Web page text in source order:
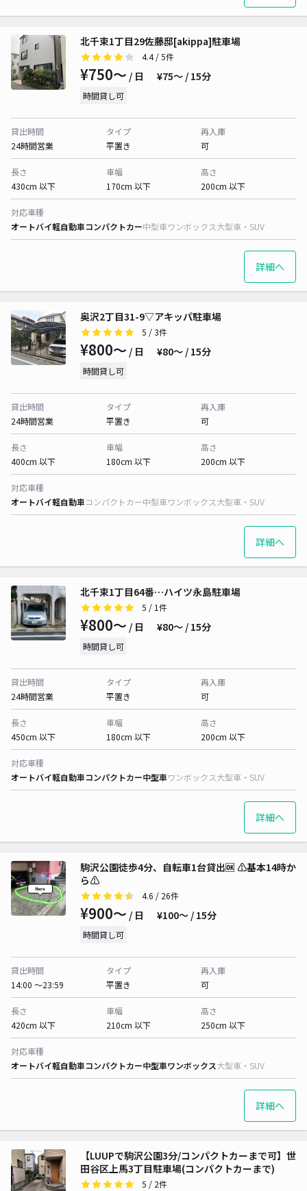
北千束1丁目29佐藤邸[akippa]駐車場
4.4/ 5件
¥750〜 / 日 ¥75〜 / 15分
時間貸し可
貸出時間
24時間営業
タイプ
平置き
再入庫
可
長さ
430cm 以下
車幅
170cm 以下
高さ
200cm 以下
対応車種
オートバイ軽自動車コンパクトカー中型車ワンボックス大型車・SUV
詳細へ
奥沢2丁目31-9▽アキッパ駐車場
5 / 3件
¥800〜 / 日 ¥80〜 / 15分
時間貸し可
貸出時間
24時間営業
タイプ
平置き
再入庫
可
長さ
400cm 以下
車幅
180cm 以下
高さ
200cm 以下
対応車種
オートバイ軽自動車コンパクトカー中型車ワンボックス大型車・SUV
詳細へ
北千束1丁目64番…ハイツ永島駐車場
5 / 1件
¥800〜 / 日 ¥80〜 / 15分
時間貸し可
貸出時間
24時間営業
タイプ
平置き
再入庫
可
長さ
450cm 以下
車幅
180cm 以下
高さ
200cm 以下
対応車種
オートバイ軽自動車コンパクトカー中型車ワンボックス大型車・SUV
詳細へ
駒沢公園徒歩4分、自転車1台貸出🆗 ⚠️基本14時か
ら⚠️
4.6 / 26件
¥900〜 / 日 ¥100〜 / 15分
時間貸し可
貸出時間
14:00 〜23:59
タイプ
平置き
再入庫
可
長さ
420cm 以下
車幅
210cm 以下
高さ
250cm 以下
対応車種
オートバイ軽自動車コンパクトカー中型車ワンボックス大型車・SUV
詳細へ
【LUUPで駒沢公園3分/コンパクトカーまで可】世
田谷区上馬3丁目駐車場(コンパクトカーまで)
5 / 2件